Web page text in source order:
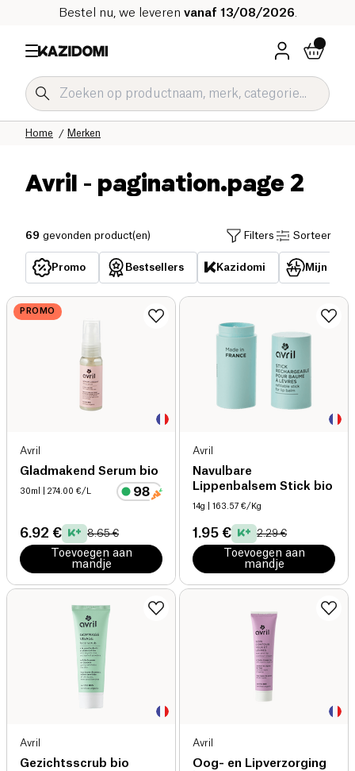
Bestel nu, we leveren vanaf 13/08/2026
Merken
Home
Avril - pagination.page 2
69 gevonden product(en) Filters Sorteer
Promo Bestsellers Kazidomi Mijn
PROMO
Avril
Gladmakend Serum bio
30ml | 274.00 €/L
6.92 € 8.65 €
Toevoegen aan
mandje
Avril
Navulbare
Lippenbalsem Stick bio
14g | 163.57 €/Kg
1.95 € 2.29 €
Toevoegen aan
mandje
Avril
Gezichtsscrub bio
Avril
Oog- en Lipverzorging